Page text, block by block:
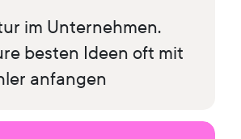
im Unternehmen.
besten Ideen oft mit
anfangen